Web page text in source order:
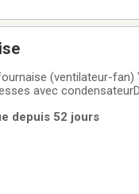
(ventilateur-fan)
condensateurDimension
depuis 52 jours